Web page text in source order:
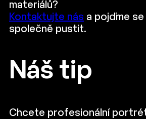
materiálů?
Kontaktujte nás a pojďme
společně pustit.
Náš tip
Chcete profesionální